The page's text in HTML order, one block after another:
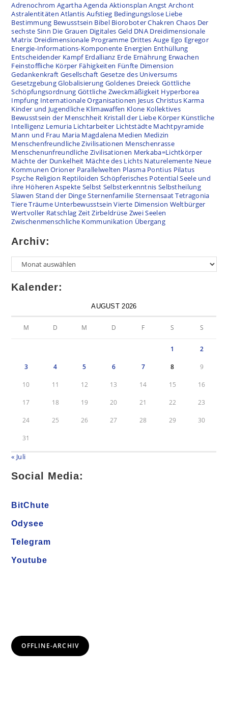
Adrenochrom AgarthaAgenda Aktionsplan Angst Archont
Astralentitäten Atlantis Aufstieg Bedingungslose Liebe
Bestimmung Bewusstsein Bibel BioroboterChakren Chaos Der
sechste Sinn Die Grauen Digitales Geld DNA Dreidimensionale
Matrix Dreidimensionale Programme Drittes Auge Ego Egregor
Energie-Informations-Komponente Energien Enthüllung
Entscheidender Kampf Erdallianz Erde Ernährung Erwachen
Feinstoffliche Körper Fähigkeiten Fünfte Dimension
Gedankenkraft Gesellschaft Gesetze des Universums
GesetzgebungGlobalisierung Goldenes Dreieck Göttliche
Schöpfungsordnung Göttliche Zweckmäßigkeit Hyperborea
Impfung Internationale Organisationen Jesus Christus Karma
Kinder und Jugendliche Klimawaffen Klone Kollektives
Bewusstsein der Menschheit Kristall der Liebe Körper Künstliche
Intelligenz Lemuria Lichtarbeiter Lichtstädte Machtpyramide
Mann und Frau Maria Magdalena Medien Medizin
Menschenfreundliche Zivilisationen Menschenrasse
Menschenunfreundliche Zivilisationen Merkaba=Lichtkörper
Mächte der Dunkelheit Mächte des Lichts Naturelemente Neue
Kommunen Orioner Parallelwelten Plasma Pontius Pilatus
Psyche Religion Reptiloiden Schöpferisches PotentialSeele und
ihre Höheren Aspekte Selbst Selbsterkenntnis Selbstheilung
Slawen Stand der DingeSternenfamilie SternensaatTetragonia
TiereTräume Unterbewusstsein Vierte Dimension Weltbürger
Wertvoller Ratschlag ZeitZirbeldrüse Zwei Seelen
Zwischenmenschliche Kommunikation Übergang
Archiv:
Kalender:
AUGUST 2026
M D M D F S S
1 2
3 4 5 6 7 8 9
10 11 12 13 14 15 16
17 18 19 20 21 22 23
24 25 26 27 28 29 30
31
« Juli
Social Media:
BitChute
Odysee
Telegram
Youtube
OFFLINE-ARCHIV